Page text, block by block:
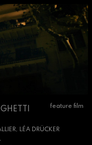
feature film
LÉA DRÜCKER